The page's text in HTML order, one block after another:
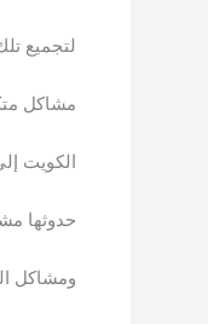
لتجميع
مشاكل
الكويت
حدوثها
ومشاكل